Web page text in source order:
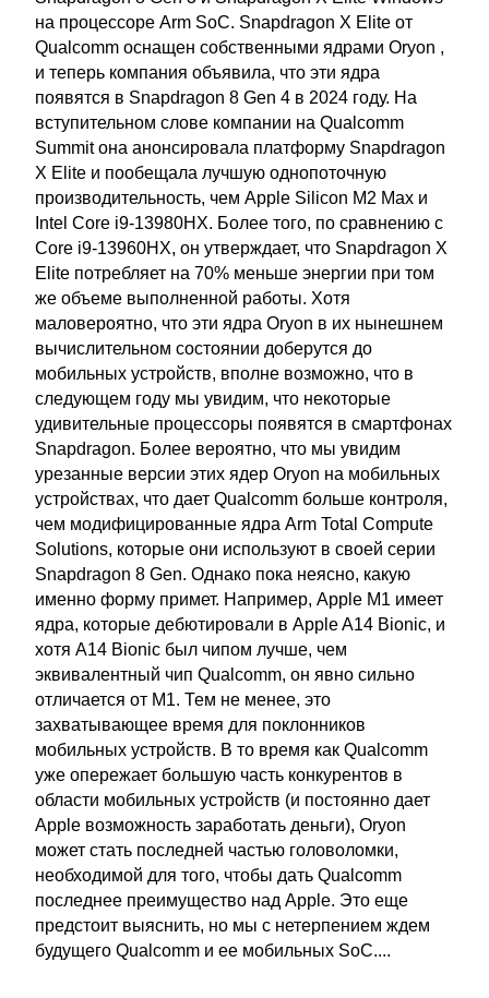
на процессоре Arm SoC. Snapdragon X Elite от
Qualcomm оснащен собственными ядрами Oryon ,
и теперь компания объявила, что эти ядра
появятся в Snapdragon 8 Gen 4 в 2024 году. На
вступительном слове компании на Qualcomm
Summit она анонсировала платформу Snapdragon
X Elite и пообещала лучшую однопоточную
производительность, чем Apple Silicon M2 Max и
Intel Core i9-13980HX. Более того, по сравнению с
Core i9-13960HX, он утверждает, что Snapdragon X
Elite потребляет на 70% меньше энергии при том
же объеме выполненной работы. Хотя
маловероятно, что эти ядра Oryon в их нынешнем
вычислительном состоянии доберутся до
мобильных устройств, вполне возможно, что в
следующем году мы увидим, что некоторые
удивительные процессоры появятся в смартфонах
Snapdragon. Более вероятно, что мы увидим
урезанные версии этих ядер Oryon на мобильных
устройствах, что дает Qualcomm больше контроля,
чем модифицированные ядра Arm Total Compute
Solutions, которые они используют в своей серии
Snapdragon 8 Gen. Однако пока неясно, какую
именно форму примет. Например, Apple M1 имеет
ядра, которые дебютировали в Apple A14 Bionic, и
хотя A14 Bionic был чипом лучше, чем
эквивалентный чип Qualcomm, он явно сильно
отличается от M1. Тем не менее, это
захватывающее время для поклонников
мобильных устройств. В то время как Qualcomm
уже опережает большую часть конкурентов в
области мобильных устройств (и постоянно дает
Apple возможность заработать деньги), Oryon
может стать последней частью головоломки,
необходимой для того, чтобы дать Qualcomm
последнее преимущество над Apple. Это еще
предстоит выяснить, но мы с нетерпением ждем
будущего Qualcomm и ее мобильных SoC....